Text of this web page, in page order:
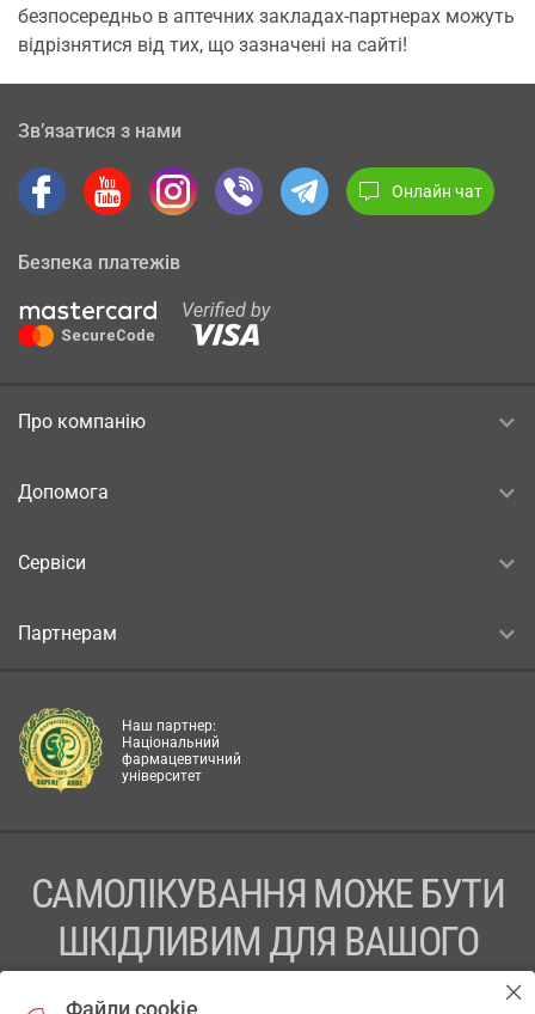
безпосередньо в аптечних закладах-партнерах можуть
відрізнятися від тих, що зазначені на сайті!
Зв’язатися з нами
Онлайн чат
Безпека платежів
Про компанію
Допомога
Сервіси
Партнерам
Наш партнер:
Національний
фармацевтичний
університет
САМОЛІКУВАННЯ МОЖЕ БУТИ
ШКІДЛИВИМ ДЛЯ ВАШОГО
Файли cookie